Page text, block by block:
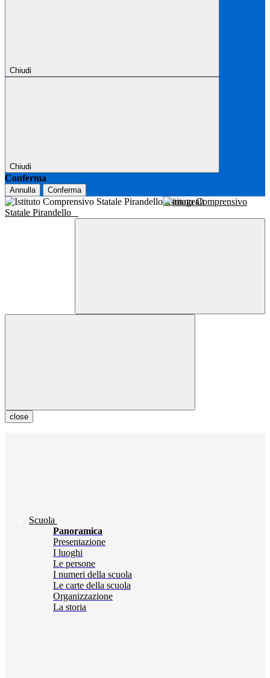
Chiudi
Chiudi
Conferma
Annulla Conferma
Istituto Comprensivo
Statale Pirandello
close
Scuola
Panoramica
Presentazione
I luoghi
Le persone
I numeri della scuola
Le carte della scuola
Organizzazione
La storia